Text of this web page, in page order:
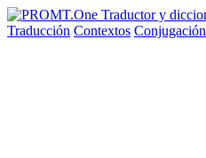
Traducción Contextos Conjugación